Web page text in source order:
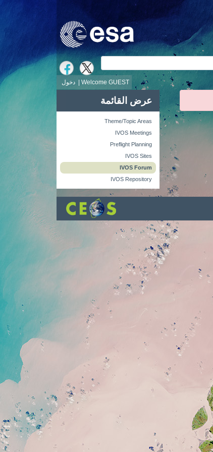
دخول Welcome GUEST |
عرض القائمة
Theme/Topic Areas
IVOS Meetings
Preflight Planning
IVOS Sites
IVOS Forum
IVOS Repository